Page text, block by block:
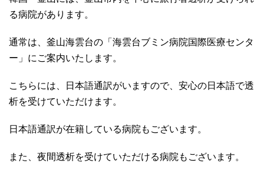
る病院があります。
通常は、釜山海雲台の「海雲台ブミン病院国際医療センタ
ー」にご案内いたします。
こちらには、日本語通訳がいますので、安心の日本語で透
析を受けていただけます。
日本語通訳が在籍している病院もございます。
また、夜間透析を受けていただける病院もございます。